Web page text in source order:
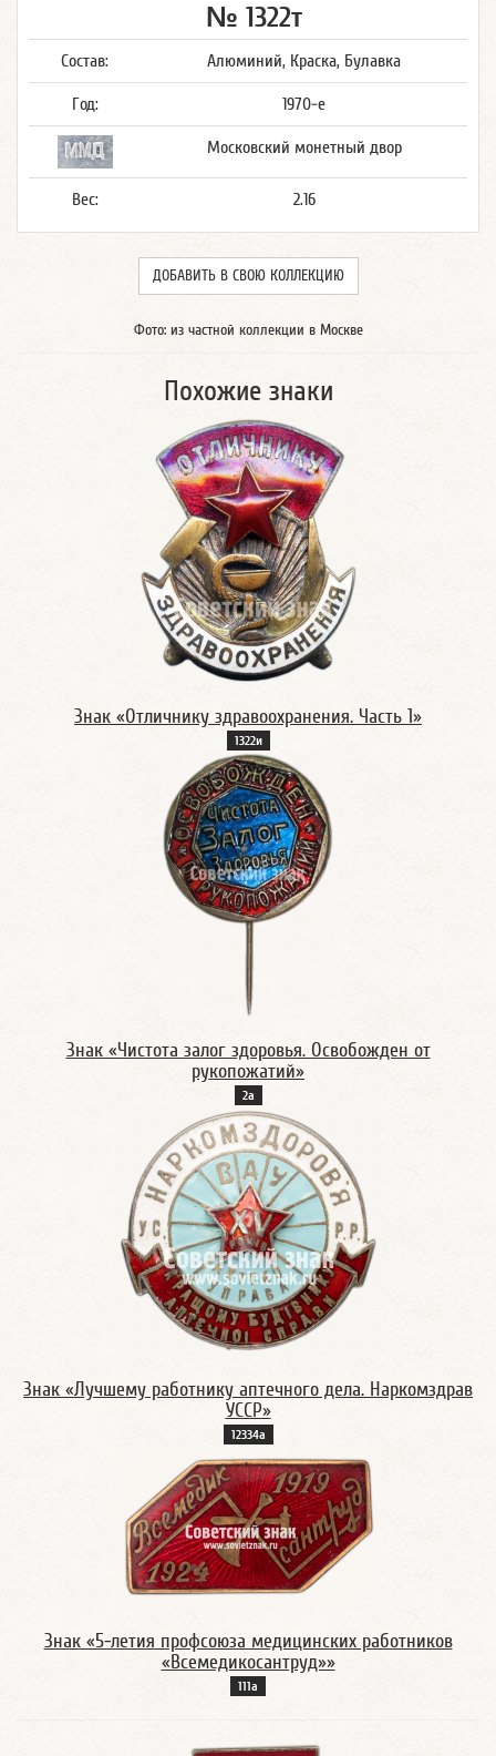
№ 1322т
Состав: Алюминий, Краска, Булавка
Год: 1970-е
Московский монетный двор
Вес: 2.16
ДОБАВИТЬ В СВОЮ КОЛЛЕКЦИЮ
Фото: из частной коллекции в Москве
Похожие знаки
Знак «Отличнику здравоохранения. Часть 1»
1322и
Знак «Чистота залог здоровья. Освобожден от
рукопожатий»
2а
Знак «Лучшему работнику аптечного дела. Наркомздрав
УССР»
12334а
Знак «5-летия профсоюза медицинских работников
«Всемедикосантруд»»
111а